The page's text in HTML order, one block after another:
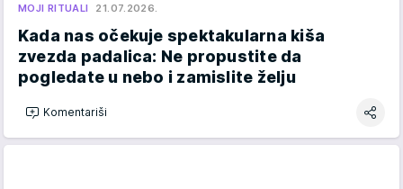
MOJI RITUALI 21.07.2026.
Kada nas očekuje spektakularna kiša
zvezda padalica: Ne propustite da
pogledate u nebo i zamislite želju
Komentariši